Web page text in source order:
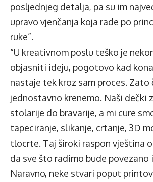
posljednjeg detalja, pa su im
upravo vjenčanja koja rade po
ruke”.
“U kreativnom poslu teško je
objasniti ideju, pogotovo kad
nastaje tek kroz sam proces. Zato
jednostavno krenemo. Naši dečki
stolarije do bravarije, a mi cure
tapeciranje, slikanje, crtanje, 3D
tlocrte. Taj široki raspon vještina
da sve što radimo bude povezano
Naravno, neke stvari poput